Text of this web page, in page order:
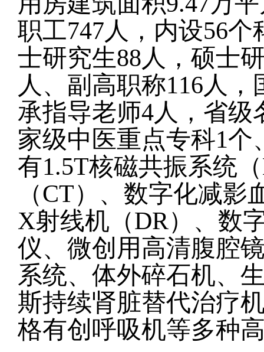
职工747人，内设56
士研究生88人，硕士
人、副高职称116人
承指导老师4人，省级
家级中医重点专科1
有1.5T核磁共振系统
（CT）、数字化减
X射线机（DR）、数
仪、微创用高清腹腔
系统、体外碎石机、
斯持续肾脏替代治疗
格有创呼吸机等多种